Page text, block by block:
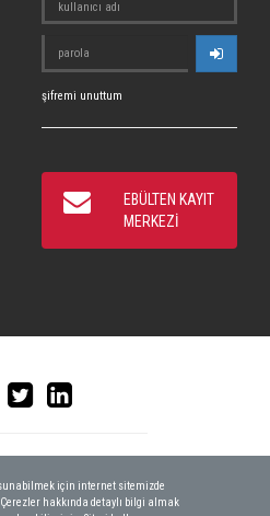
şifremi unuttum
EBÜLTEN KAYIT
MERKEZİ
için internet sitemizde
hakkında detaylı bilgi almak